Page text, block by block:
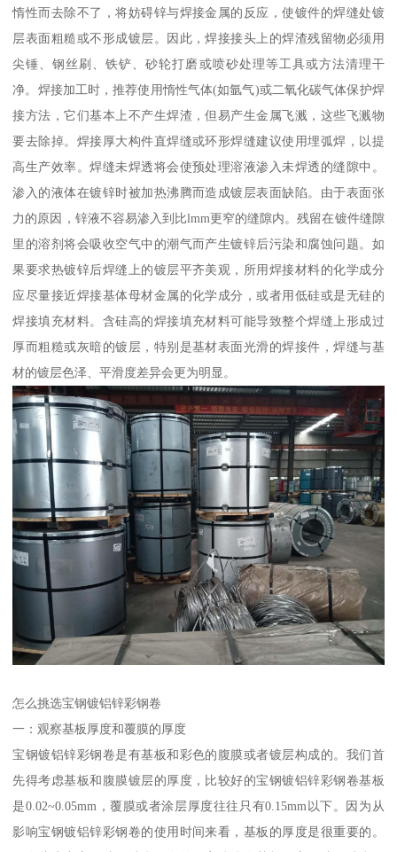
惰性而去除不了，将妨碍锌与焊接金属的反应，使镀件的焊缝处镀
层表面粗糙或不形成镀层。因此，焊接接头上的焊渣残留物必须用
尖锤、钢丝刷、铁铲、砂轮打磨或喷砂处理等工具或方法清理干
净。焊接加工时，推荐使用惰性气体(如氩气)或二氧化碳气体保护焊
接方法，它们基本上不产生焊渣，但易产生金属飞溅，这些飞溅物
要去除掉。焊接厚大构件直焊缝或环形焊缝建议使用埋弧焊，以提
高生产效率。焊缝未焊透将会使预处理溶液渗入未焊透的缝隙中。
渗入的液体在镀锌时被加热沸腾而造成镀层表面缺陷。由于表面张
力的原因，锌液不容易渗入到比lmm更窄的缝隙内。残留在镀件缝隙
里的溶剂将会吸收空气中的潮气而产生镀锌后污染和腐蚀问题。如
果要求热镀锌后焊缝上的镀层平齐美观，所用焊接材料的化学成分
应尽量接近焊接基体母材金属的化学成分，或者用低硅或是无硅的
焊接填充材料。含硅高的焊接填充材料可能导致整个焊缝上形成过
厚而粗糙或灰暗的镀层，特别是基材表面光滑的焊接件，焊缝与基
材的镀层色泽、平滑度差异会更为明显。
怎么挑选宝钢镀铝锌彩钢卷
一：观察基板厚度和覆膜的厚度
宝钢镀铝锌彩钢卷是有基板和彩色的腹膜或者镀层构成的。我们首
先得考虑基板和腹膜镀层的厚度，比较好的宝钢镀铝锌彩钢卷基板
是0.02~0.05mm，覆膜或者涂层厚度往往只有0.15mm以下。因为从
影响宝钢镀铝锌彩钢卷的使用时间来看，基板的厚度是很重要的。